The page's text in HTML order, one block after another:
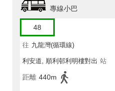
專線小巴
48
往 九龍灣(循環線)
利安道, 順利邨利明樓對出 站
距離 440m